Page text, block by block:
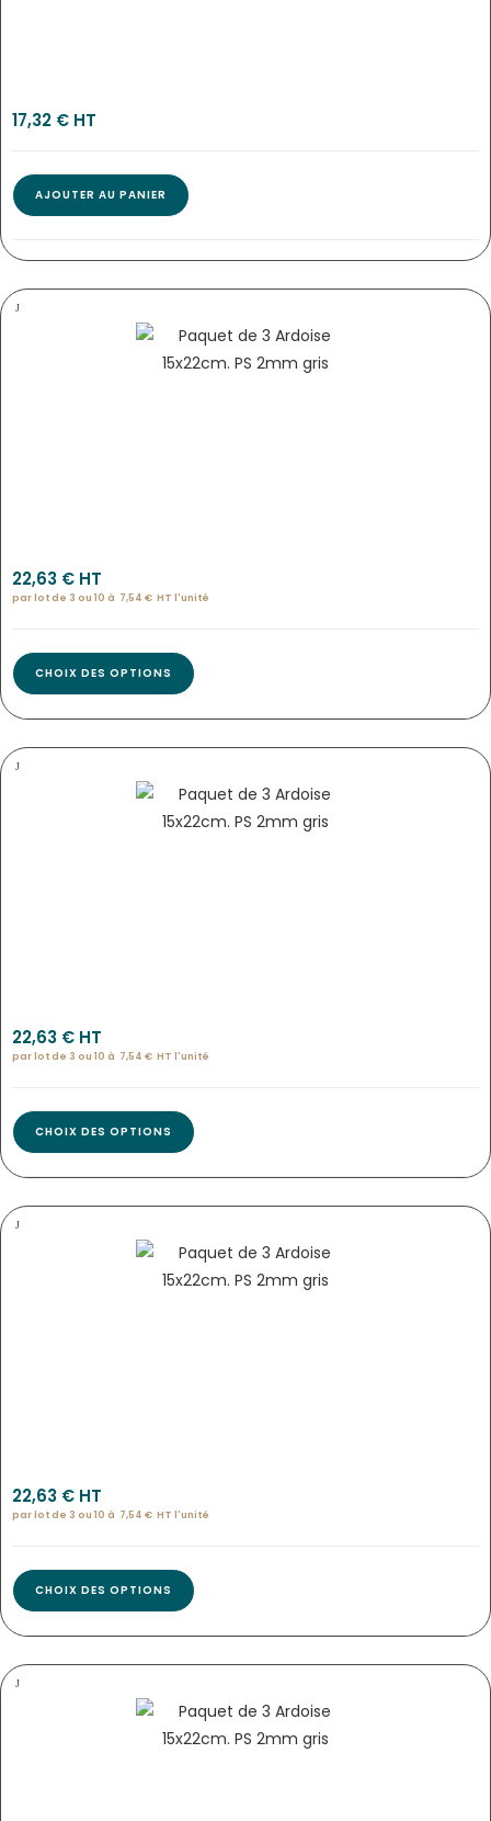
17,32 € HT
AJOUTER AU PANIER
22,63 € HT
par lot de 3 ou 10 à 7,54 € HT l'unité
CHOIX DES OPTIONS
22,63 € HT
par lot de 3 ou 10 à 7,54 € HT l'unité
CHOIX DES OPTIONS
22,63 € HT
par lot de 3 ou 10 à 7,54 € HT l'unité
CHOIX DES OPTIONS